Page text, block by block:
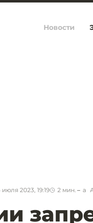
Новости
июля 2023, 19:19 2 мин. a